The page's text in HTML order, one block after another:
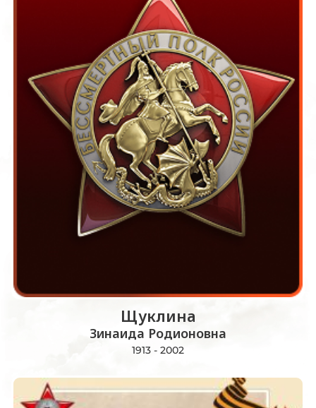
Щуклина
Зинаида Родионовна
1913 - 2002